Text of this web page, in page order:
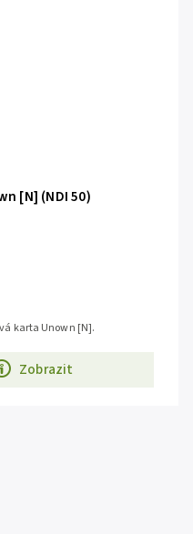
[N] (NDI 50)
Zobrazit
karta Unown [N].